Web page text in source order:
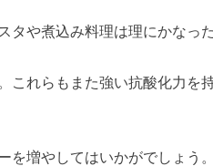
タや煮込み料理は理にかなった
これらもまた強い抗酸化力を
増やしてはいかがでしょう。